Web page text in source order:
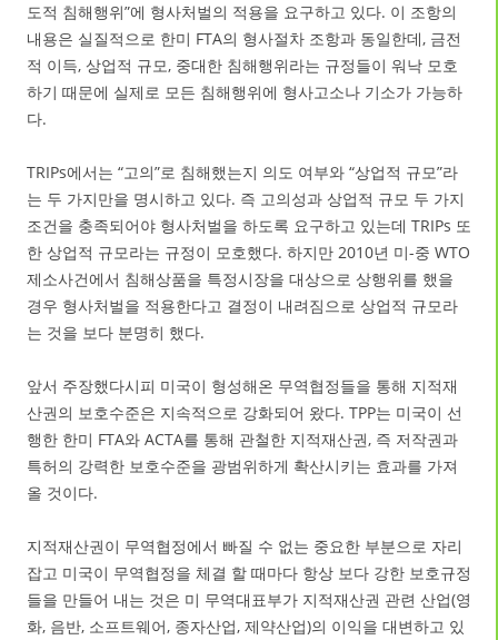
도적 침해행위”에 형사처벌의 적용을 요구하고 있다. 이 조항의
내용은 실질적으로 한미 FTA의 형사절차 조항과 동일한데, 금전
적 이득, 상업적 규모, 중대한 침해행위라는 규정들이 워낙 모호
하기 때문에 실제로 모든 침해행위에 형사고소나 기소가 가능하
다.
TRIPs에서는 “고의”로 침해했는지 의도 여부와 “상업적 규모”라
는 두 가지만을 명시하고 있다. 즉 고의성과 상업적 규모 두 가지
조건을 충족되어야 형사처벌을 하도록 요구하고 있는데 TRIPs 또
한 상업적 규모라는 규정이 모호했다. 하지만 2010년 미-중 WTO
제소사건에서 침해상품을 특정시장을 대상으로 상행위를 했을
경우 형사처벌을 적용한다고 결정이 내려짐으로 상업적 규모라
는 것을 보다 분명히 했다.
앞서 주장했다시피 미국이 형성해온 무역협정들을 통해 지적재
산권의 보호수준은 지속적으로 강화되어 왔다. TPP는 미국이 선
행한 한미 FTA와 ACTA를 통해 관철한 지적재산권, 즉 저작권과
특허의 강력한 보호수준을 광범위하게 확산시키는 효과를 가져
올 것이다.
지적재산권이 무역협정에서 빠질 수 없는 중요한 부분으로 자리
잡고 미국이 무역협정을 체결 할 때마다 항상 보다 강한 보호규정
들을 만들어 내는 것은 미 무역대표부가 지적재산권 관련 산업(영
화, 음반, 소프트웨어, 종자산업, 제약산업)의 이익을 대변하고 있